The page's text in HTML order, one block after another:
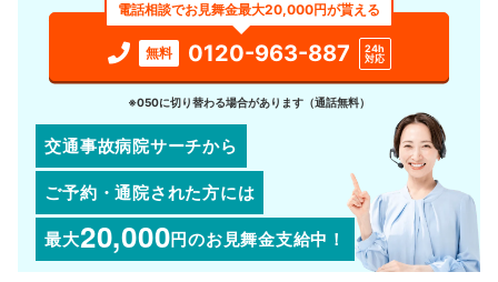
電話相談でお見舞金最大20,000円が貰える
無料 0120-963-887
24h
対応
※050に切り替わる場合があります（通話無料）
交通事故病院サーチから
ご予約・通院された方には
最大20,000円のお見舞金支給中！